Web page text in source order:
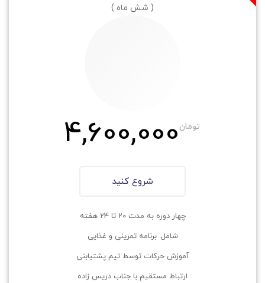
( شش ماه )
تومان 4,600,000
شروع کنید
چهار دوره به مدت 20 تا 24 هفته
شامل: برنامه تمرینی و غذایی
آموزش حرکات توسط تیم پشتیابنی
ارتباط مستقیم با جناب دریس زاده